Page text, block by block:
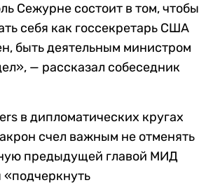
Сежурне состоит в том, чтобы
себя как госсекретарь США
быть деятельным министром
— рассказал собеседник
в дипломатических кругах
счел важным не отменять
предыдущей главой МИД
«подчеркнуть